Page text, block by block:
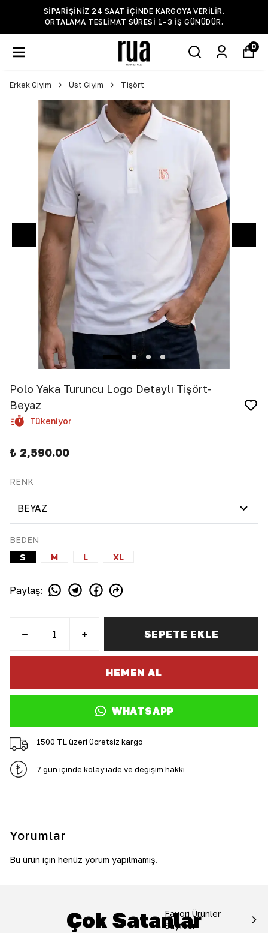
SIPARIŞINIZ 24 SAAT IÇINDE KARGOYA VERILIR.
ORTALAMA TESLIMAT SÜRESI 1–3 IŞ GÜNÜDÜR.
0
Erkek Giyim Üst Giyim Tişört
Polo Yaka Turuncu Logo Detaylı Tişört-
Beyaz
Tükeniyor
₺ 2,590.00
RENK
BEDEN
S
M L XL
Paylaş:
SEPETE EKLE
HEMEN AL
WHATSAPP
1500 TL üzeri ücretsiz kargo
7 gün içinde kolay iade ve değişim hakkı
Yorumlar
Bu ürün için henüz yorum yapılmamış.
Çok Satanlar
Favori Ürünler
Sayfası